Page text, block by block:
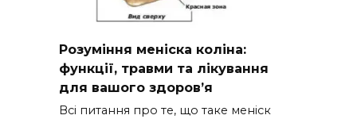
Розуміння меніска коліна:
функції, травми та лікування
для вашого здоров’я
Всі питання про те, що таке меніск